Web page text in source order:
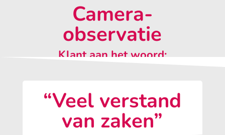
Camera-
observatie
Klant aan het woord:
“Veel verstand
van zaken”